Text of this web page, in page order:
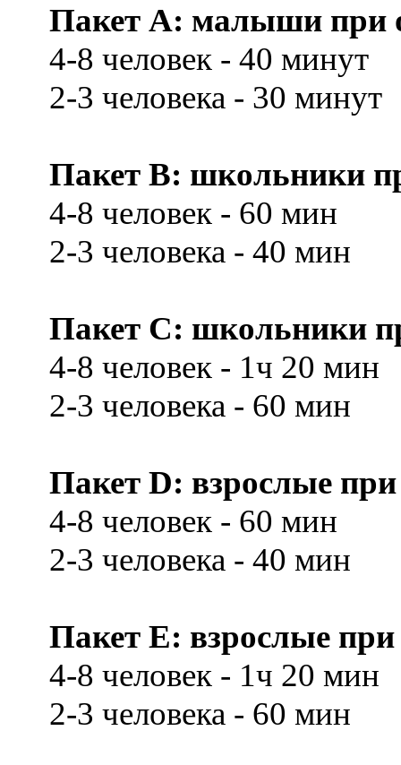
Пакет А: малыши при
4-8 человек - 40 минут
2-3 человека - 30 минут
Пакет В: школьники
4-8 человек - 60 мин
2-3 человека - 40 мин
Пакет С: школьники
4-8 человек - 1ч 20 мин
2-3 человека - 60 мин
Пакет D: взрослые
4-8 человек - 60 мин
2-3 человека - 40 мин
Пакет E: взрослые при
4-8 человек - 1ч 20 мин
2-3 человека - 60 мин